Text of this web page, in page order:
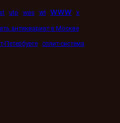
utp was wi www x
антиквариат в Москве
Петербурге сплит-система